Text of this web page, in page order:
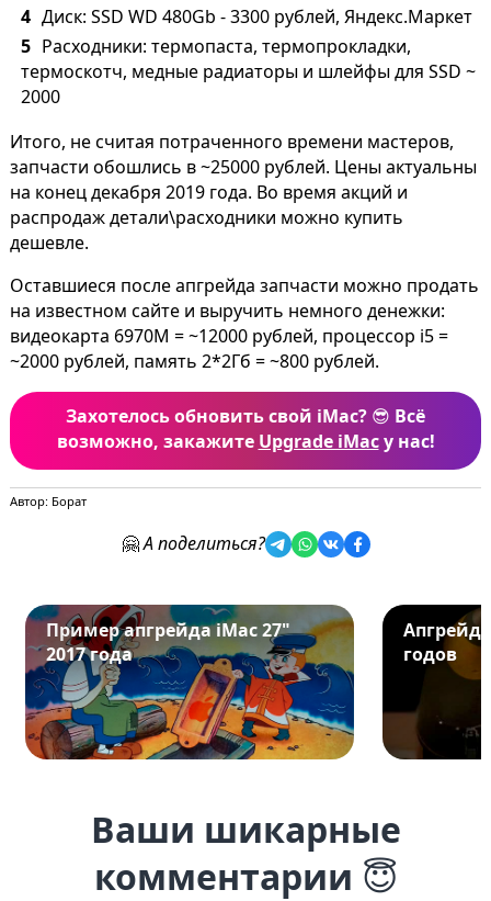
Диск: SSD WD 480Gb - 3300 рублей, Яндекс.Маркет
Расходники: термопаста, термопрокладки,
термоскотч, медные радиаторы и шлейфы для SSD ~
2000
Итого, не считая потраченного времени мастеров,
запчасти обошлись в ~25000 рублей. Цены актуальны
на конец декабря 2019 года. Во время акций и
распродаж детали\расходники можно купить
дешевле.
Оставшиеся после апгрейда запчасти можно продать
на известном сайте и выручить немного денежки:
видеокарта 6970М = ~12000 рублей, процессор i5 =
~2000 рублей, память 2*2Гб = ~800 рублей.
Захотелось обновить свой iMac? 😎 Всё
возможно, закажите Upgrade iMacу нас!
Автор: Борат
🤗А поделиться?
Пример апгрейда iMac 27"
2017 года
Апгрейд
годов
Ваши шикарные
комментарии 😇